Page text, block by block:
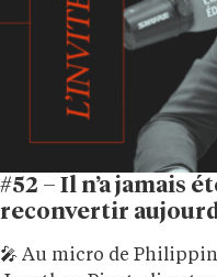
#52 – Il n’a jamais
reconvertir
🎤 Au micro de